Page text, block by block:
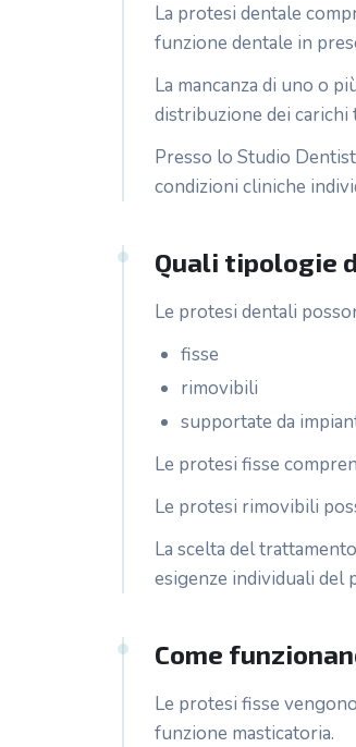
La protesi dentale
funzione dentale in
La mancanza di uno o
distribuzione dei carichi
Presso lo Studio
condizioni cliniche
Quali tipologie
Le protesi dentali
fisse
rimovibili
supportate da
Le protesi fisse
Le protesi rimovibili
La scelta del
esigenze individuali del
Come
Le protesi fisse
funzione masticatoria.